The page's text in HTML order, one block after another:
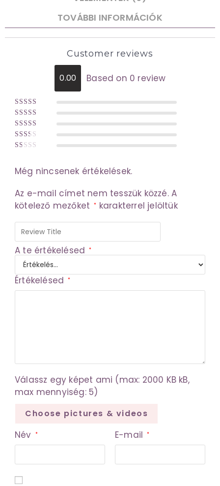
TOVÁBBI INFORMÁCIÓK
Customer reviews
0.00 Based on 0 review
Értékelés:
/ 5
Értékelés:
4/ 5
Értékel
és: 3/
Érté
/
s:
1
Még nincsenek értékelések.
Az e-mail címet nem tesszük közzé. A
kötelező mezőket
* karakterrel jelöltük
A te értékelésed *
Értékelésed *
Válassz egy képet ami (max: 2000 KB kB,
max mennyiség: 5)
Choose pictures & videos
Név * E-mail *